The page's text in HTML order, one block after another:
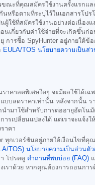
ณะที่คุณสมัครใช้งานครั้งแรกแล
นหรือตามที่ระบุไว้ในเอกสารโป
ผู้ใช้ที่สมัครใช้งานอย่างต่อเนื่อง
นเกี่ยวกับค่าใช้จ่ายที่จะเกิดขึ้นก่
การซื้อ SpyHunter อยู่ภายใต้ข้
EULA/TOS นโยบายความเป็นส่
าคาลดพิเศษใดๆ จะมีผลใช้ได้เฉ
บบลดราคาเท่านั้น หลังจากนั้น ร
ำมาใช้สำหรับการต่ออายุอัตโน
ารเปลี่ยนแปลงได้ แต่เราจะแจ้ง
าคา
ทุกเวอร์ชันอยู่ภายใต้เงื่อนไขที่คุ
TOS) นโยบายความเป็นส่วนตั
โปรดดู คำถามที่พบบ่อย (FAQ)
เราด้วย หากคุณต้องการถอนการ